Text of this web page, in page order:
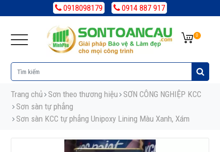
0918098179 0914 887 917
0
Trang chủ Sơn theo thương hiệu SƠN CÔNG NGHIỆP KCC
Sơn sàn tự phẳng
Sơn sàn KCC tự phẳng Unipoxy Lining Màu Xanh, Xám